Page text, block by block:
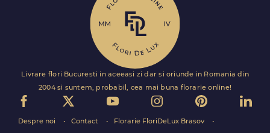
Livrare flori Bucuresti in aceeasi zi dar si oriunde in Romania din
2004 si suntem, probabil, cea mai buna florarie online!
Despre noi Contact Florarie FloriDeLux Brasov